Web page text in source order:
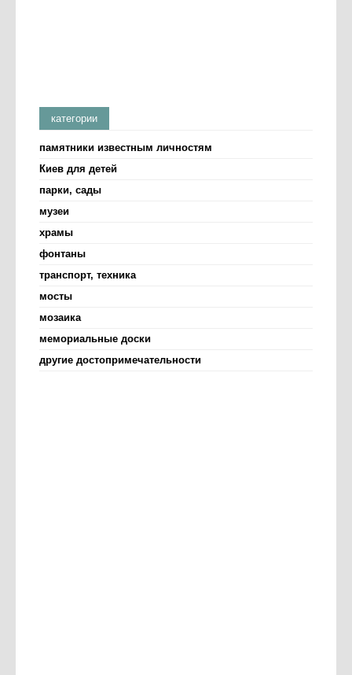
категории
памятники известным личностям
Киев для детей
парки, сады
музеи
храмы
фонтаны
транспорт, техника
мосты
мозаика
мемориальные доски
другие достопримечательности